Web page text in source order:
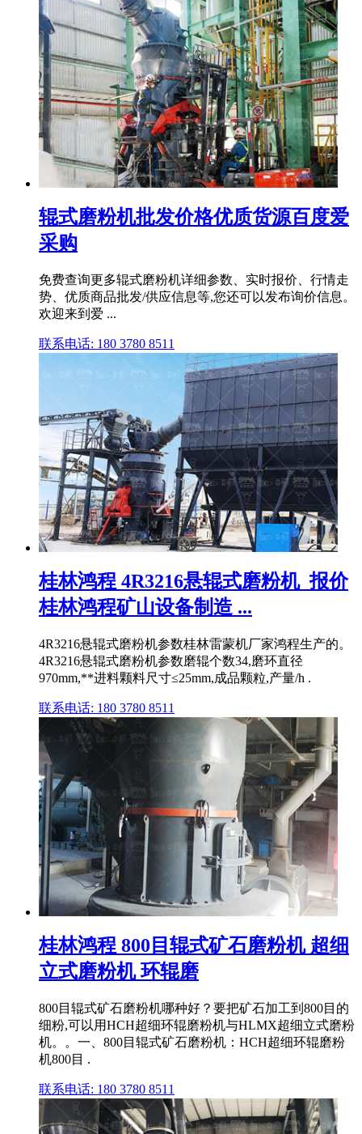
辊式磨粉机批发价格优质货源百度爱
采购
免费查询更多辊式磨粉机详细参数、实时报价、行情走
势、优质商品批发/供应信息等,您还可以发布询价信息。
欢迎来到爱 ...
联系电话: 180 3780 8511
桂林鸿程 4R3216悬辊式磨粉机_报价
桂林鸿程矿山设备制造 ...
4R3216悬辊式磨粉机参数桂林雷蒙机厂家鸿程生产的。
4R3216悬辊式磨粉机参数磨辊个数34,磨环直径
970mm,**进料颗料尺寸≤25mm,成品颗粒,产量/h .
联系电话: 180 3780 8511
桂林鸿程 800目辊式矿石磨粉机 超细
立式磨粉机 环辊磨
800目辊式矿石磨粉机哪种好？要把矿石加工到800目的
细粉,可以用HCH超细环辊磨粉机与HLMX超细立式磨粉
机。。一、800目辊式矿石磨粉机：HCH超细环辊磨粉
机800目 .
联系电话: 180 3780 8511